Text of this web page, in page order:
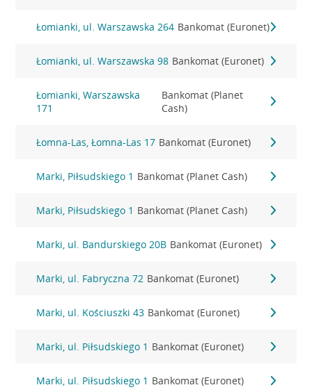
Łomianki, ul. Warszawska 264 Bankomat (Euronet)
Łomianki, ul. Warszawska 98 Bankomat (Euronet)
Łomianki, Warszawska
171
Bankomat (Planet
Cash)
Łomna-Las, Łomna-Las 17 Bankomat (Euronet)
Marki, Piłsudskiego 1 Bankomat (Planet Cash)
Marki, Piłsudskiego 1 Bankomat (Planet Cash)
Marki, ul. Bandurskiego 20B Bankomat (Euronet)
Marki, ul. Fabryczna 72 Bankomat (Euronet)
Marki, ul. Kościuszki 43 Bankomat (Euronet)
Marki, ul. Piłsudskiego 1 Bankomat (Euronet)
Marki, ul. Piłsudskiego 1 Bankomat (Euronet)